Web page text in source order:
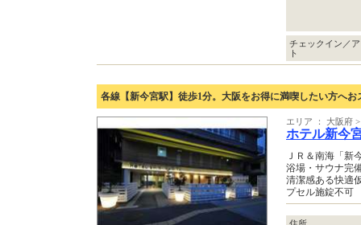
チェックイン／
ト
各線【新今宮駅】徒歩1分。大阪をお得に満喫したい方へ
エリア ： 大阪府
ホテル新今
ＪＲ＆南海「新
浴場・サウナ完
清潔感ある快適
プセル施錠不可